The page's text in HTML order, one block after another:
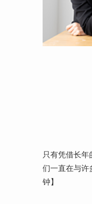
只有凭借长
们一直在与许
钟】